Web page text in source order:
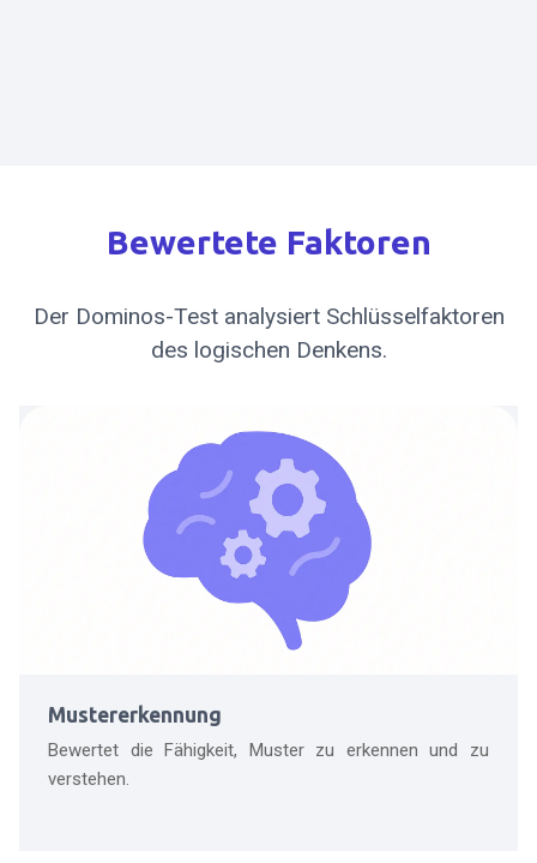
Bewertete Faktoren
Der Dominos-Test analysiert Schlüsselfaktoren
des logischen Denkens.
Mustererkennung
Bewertet die Fähigkeit, Muster zu erkennen und zu
verstehen.